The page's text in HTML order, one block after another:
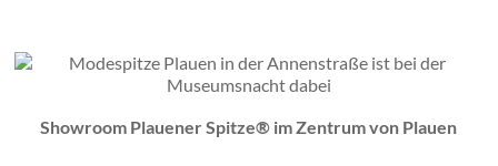
Showroom Plauener Spitze® im Zentrum von Plauen